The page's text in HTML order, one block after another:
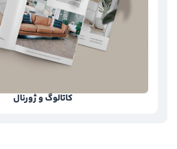
کاتالوگ و ژورنال